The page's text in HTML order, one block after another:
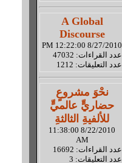
A Global
Discourse
8/27/2010 12:22:00 PM
عدد القراءات: 47032
عدد التعليقات: 1212
نحْوَ مشروعٍ
حضاريٍّ عالميٍّ
للألفيةِ الثالثةِ
8/22/2010 11:38:00
AM
عدد القراءات: 16692
عدد التعليقات: 3